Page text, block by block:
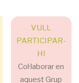
VULL
PARTICIPAR-
HI
Col·laborar en
aquest Grup